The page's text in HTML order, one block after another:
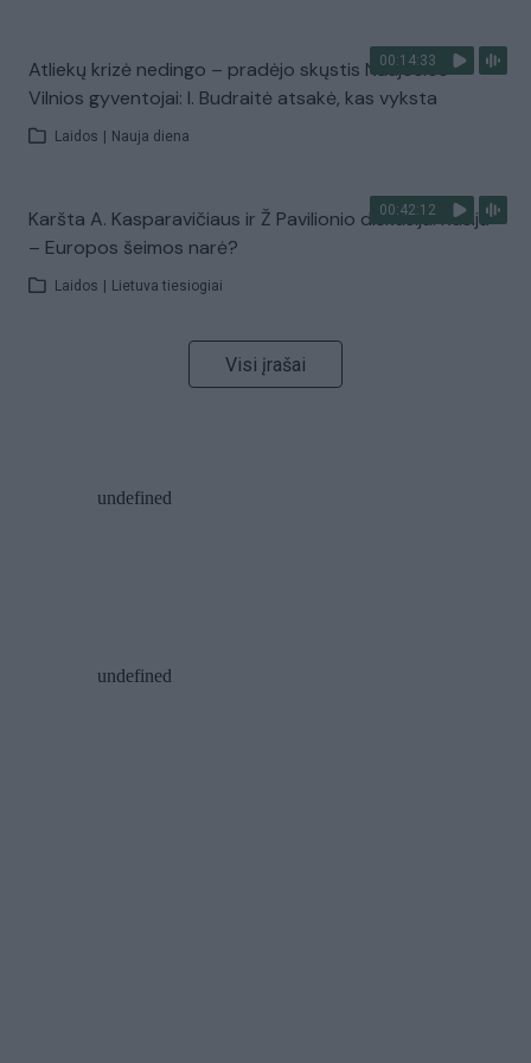
00:14:33
Atliekų krizė nedingo – pradėjo skųstis Naujosios
Vilnios gyventojai: I. Budraitė atsakė, kas vyksta
Laidos Nauja diena
00:42:12
Karšta A. Kasparavičiaus ir Ž Pavilionio diskusija: Rusija
– Europos šeimos narė?
Laidos Lietuva tiesiogiai
Visi įrašai